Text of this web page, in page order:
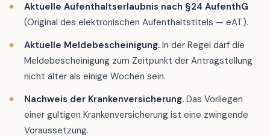
Aktuelle Aufenthaltserlaubnis nach §24 AufenthG
(Original des elektronischen Aufenthaltstitels — eAT).
Aktuelle Meldebescheinigung. In der Regel darf die
Meldebescheinigung zum Zeitpunkt der Antragstellung
nicht älter als einige Wochen sein.
Nachweis der Krankenversicherung. Das Vorliegen
einer gültigen Krankenversicherung ist eine zwingende
Voraussetzung.